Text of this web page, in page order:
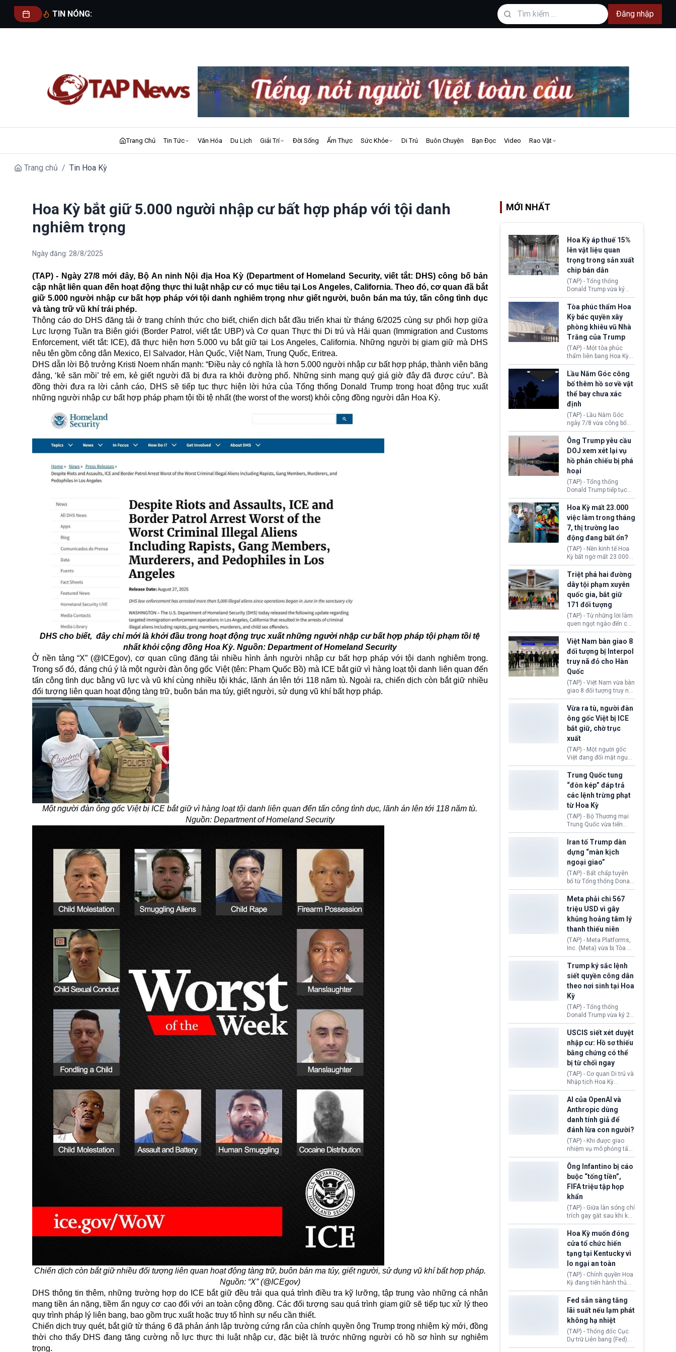
TIN NÓNG: Đăng nhập
Trang Chủ Tin Tức Văn Hóa Du Lịch Giải Trí Đời Sống Ẩm Thực Sức Khỏe Di Trú Buôn Chuyện Bạn Đọc Video Rao Vặt
Trang chủ / Tin Hoa Kỳ
Hoa Kỳ bắt giữ 5.000 người nhập cư bất hợp pháp với tội danh
nghiêm trọng
Ngày đăng: 28/8/2025
(TAP) - Ngày 27/8 mới đây, Bộ An ninh Nội địa Hoa Kỳ (Department of Homeland Security, viết tắt: DHS) công bố bản
cập nhật liên quan đến hoạt động thực thi luật nhập cư có mục tiêu tại Los Angeles, California. Theo đó, cơ quan đã bắt
giữ 5.000 người nhập cư bất hợp pháp với tội danh nghiêm trọng như giết người, buôn bán ma túy, tấn công tình dục
và tàng trữ vũ khí trái phép.
Thông cáo do DHS đăng tải ở trang chính thức cho biết, chiến dịch bắt đầu triển khai từ tháng 6/2025 cùng sự phối hợp giữa
Lực lượng Tuần tra Biên giới (Border Patrol, viết tắt: UBP) và Cơ quan Thực thi Di trú và Hải quan (Immigration and Customs
Enforcement, viết tắt: ICE), đã thực hiện hơn 5.000 vụ bắt giữ tại Los Angeles, California. Những người bị giam giữ mà DHS
nêu tên gồm công dân Mexico, El Salvador, Hàn Quốc, Việt Nam, Trung Quốc, Eritrea.
DHS dẫn lời Bộ trưởng Kristi Noem nhấn mạnh: “Điều này có nghĩa là hơn 5.000 người nhập cư bất hợp pháp, thành viên băng
đảng, ‘kẻ săn mồi’ trẻ em, kẻ giết người đã bị đưa ra khỏi đường phố. Những sinh mạng quý giá giờ đây đã được cứu”. Bà
đồng thời đưa ra lời cảnh cáo, DHS sẽ tiếp tục thực hiện lời hứa của Tổng thống Donald Trump trong hoạt động trục xuất
những người nhập cư bất hợp pháp phạm tội tồi tệ nhất (the worst of the worst) khỏi cộng đồng người dân Hoa Kỳ.
DHS cho biết, đây chỉ mới là khởi đầu trong hoạt động trục xuất những người nhập cư bất hợp pháp tội phạm tồi tệ
nhất khỏi cộng đồng Hoa Kỳ. Nguồn: Department of Homeland Security
Ở nền tảng “X” (@ICEgov), cơ quan cũng đăng tải nhiều hình ảnh người nhập cư bất hợp pháp với tội danh nghiêm trọng.
Trong số đó, đáng chú ý là một người đàn ông gốc Việt (tên: Phạm Quốc Bồ) mà ICE bắt giữ vì hàng loạt tội danh liên quan đến
tấn công tình dục bằng vũ lực và vũ khí cùng nhiều tội khác, lãnh án lên tới 118 năm tù. Ngoài ra, chiến dịch còn bắt giữ nhiều
đối tượng liên quan hoạt động tàng trữ, buôn bán ma túy, giết người, sử dụng vũ khí bất hợp pháp.
Một người đàn ông gốc Việt bị ICE bắt giữ vì hàng loạt tội danh liên quan đến tấn công tình dục, lãnh án lên tới 118 năm tù.
Nguồn: Department of Homeland Security
Chiến dịch còn bắt giữ nhiều đối tượng liên quan hoạt động tàng trữ, buôn bán ma túy, giết người, sử dụng vũ khí bất hợp pháp.
Nguồn: “X” (@ICEgov)
DHS thông tin thêm, những trường hợp do ICE bắt giữ đều trải qua quá trình điều tra kỹ lưỡng, tập trung vào những cá nhân
mang tiền án nặng, tiềm ẩn nguy cơ cao đối với an toàn cộng đồng. Các đối tượng sau quá trình giam giữ sẽ tiếp tục xử lý theo
quy trình pháp lý liên bang, bao gồm trục xuất hoặc truy tố hình sự nếu cần thiết.
Chiến dịch truy quét, bắt giữ từ tháng 6 đã phản ánh lập trường cứng rắn của chính quyền ông Trump trong nhiệm kỳ mới, đồng
thời cho thấy DHS đang tăng cường nỗ lực thực thi luật nhập cư, đặc biệt là trước những người có hồ sơ hình sự nghiêm
trọng.
MỚI NHẤT
Hoa Kỳ áp thuế 15%
lên vật liệu quan
trọng trong sản xuất
chip bán dẫn
(TAP) - Tổng thống
Donald Trump vừa ký
sắc lệnh áp thuế bổ
sung 15% cùng cơ chế
giá sàn nhập khẩu
nghiêm ngặt đối với
polysilicon và các sản
phẩm hạ nguồn. Quyết
định này nhằm khôi
phục chuỗi cung ứng
công nghệ, năng lượng
mặt trời nội địa trước sự
thống trị của Trung
Quốc.
Tòa phúc thẩm Hoa
Kỳ bác quyền xây
phòng khiêu vũ Nhà
Trắng của Trump
(TAP) - Một tòa phúc
thẩm liên bang Hoa Kỳ
vừa phán quyết, chính
quyền Tổng thống
Donald Trump không có
quyền tự ý xây phòng
khiêu vũ mới rộng
khoảng 90.000 feet
vuông tại khu vực Cánh
Đông Nhà Trắng.
Lầu Năm Góc công
bố thêm hồ sơ về vật
thể bay chưa xác
định
(TAP) - Lầu Năm Góc
ngày 7/8 vừa công bố
thêm 41 hồ sơ liên quan
đến UFO hay còn được
gọi là hiện tượng bất
thường chưa xác định
(UAP). Những tài liệu này
bao gồm hình ảnh,
video, báo cáo từ nhiều
cơ quan khác nhau như
Cục Điều tra Liên bang
(FBI), Cơ quan Tình báo
Trung ương (CIA) và Bộ
Ngoại giao (DOS).
Ông Trump yêu cầu
DOJ xem xét lại vụ
hồ phản chiếu bị phá
hoại
(TAP) - Tổng thống
Donald Trump tiếp tục
cho rằng, hồ phản chiếu
trước Đài tưởng niệm
Lincoln bị phá hoại. Lãnh
đạo Nhà Trắng yêu cầu
Bộ Tư pháp (DOJ) xem
xét lại quyết định hủy
truy tố những cá nhân bị
nghi ngờ làm hư hại
công trình.
Hoa Kỳ mất 23.000
việc làm trong tháng
7, thị trường lao
động đang bất ổn?
(TAP) - Nền kinh tế Hoa
Kỳ bất ngờ mất 23.000
việc làm vào tháng 7,
cho thấy thị trường lao
động có dấu hiệu suy
yếu sau thời gian duy trì
tương đối ổn định suốt
nửa năm 2026.
Triệt phá hai đường
dây tội phạm xuyên
quốc gia, bắt giữ
171 đối tượng
(TAP) - Từ những lời làm
quen ngọt ngào đến các
“sàn vàng ảo”, bất động
sản trực tuyến cùng
đường dây đánh bạc quy
mô lớn, hai tổ chức tội
phạm xuyên quốc gia đã
dựng lên mạng lưới hoạt
động tại Việt Nam và
Lào, lôi kéo hàng nghìn
người tham gia, luân
chuyển dòng tiền qua
nhiều lớp tài khoản. Sau
hơn 2 tuần phối hợp truy
xét, lực lượng chức năng
hai nước đã bắt giữ 171
Việt Nam bàn giao 8
đối tượng bị Interpol
truy nã đỏ cho Hàn
Quốc
(TAP) - Việt Nam vừa bàn
giao 8 đối tượng truy nã
đỏ Interpol cho lực lượng
chức năng Hàn Quốc.
Nhóm này bị xác định
lừa đảo 619 nạn nhân,
chiếm đoạt hơn 17,7 tỷ
KRW.
Vừa ra tù, người đàn
ông gốc Việt bị ICE
bắt giữ, chờ trục
xuất
(TAP) - Một người gốc
Việt đang đối mặt nguy
cơ bị trục xuất khỏi Hoa
Kỳ sau khi đã chấp hành
xong bản án liên quan
đến tội ác từ hơn 30
năm trước tại California.
Trung Quốc tung
“đòn kép” đáp trả
các lệnh trừng phạt
từ Hoa Kỳ
(TAP) - Bộ Thương mại
Trung Quốc vừa tiến
hành áp đặt lệnh trừng
phạt lên hàng loạt thực
thể và siết chặt kiểm
soát xuất khẩu máy bay
không người lái (UAV)
sang Hoa Kỳ. Động thái
này nhằm đáp trả các
biện pháp hạn chế
thương mại, áp thuế mới
cùng lệnh cấm công
nghệ gần đây từ phía
Washington.
Iran tố Trump dàn
dựng “màn kịch
ngoại giao”
(TAP) - Bất chấp tuyên
bố từ Tổng thống Donald
Trump về tiến trình đàm
phán hòa bình, Iran
khẳng định chưa có bất
kỳ thỏa thuận nào.
Tehran cho rằng, Hoa Kỳ
chỉ đang dàn dựng “màn
kịch ngoại giao” để xoa
dịu căng thẳng.
Meta phải chi 567
triệu USD vì gây
khủng hoảng tâm lý
thanh thiếu niên
(TAP) - Meta Platforms,
Inc. (Meta) vừa bị Tòa án
bang New Mexico yêu
cầu đóng góp 567 triệu
USD vào một quỹ khắc
phục hậu quả. Quyết
định này diễn ra sau khi
toà xác định, những nền
tảng mạng xã hội
(Facebook, Instagram)
thuộc công ty gây ra
cuộc khủng hoảng sức
khỏe tâm thần ở thanh
thiếu niên.
Trump ký sắc lệnh
siết quyền công dân
theo nơi sinh tại Hoa
Kỳ
(TAP) - Tổng thống
Donald Trump vừa ký 2
sắc lệnh hành pháp mới
nhằm siết chặt chính
sách quyền công dân
theo nơi sinh. Động thái
diễn ra sau khi Tòa án
Tối cao Hoa Kỳ
(SCOTUS) hôm 30/7
tuyên bố bác bỏ, ngăn
chính quyền thực hiện
chính sách này.
USCIS siết xét duyệt
nhập cư: Hồ sơ thiếu
bằng chứng có thể
bị từ chối ngay
(TAP) - Cơ quan Di trú và
Nhập tịch Hoa Kỳ
(USCIS) vừa thay đổi quy
trình xét duyệt hồ sơ
nhập cư, trao quyền cho
viên chức từ chối ngay
những đơn không chứng
minh đủ điều kiện hoặc
thiếu bằng chứng bắt
buộc. Quy định mới có
thể tác động trực tiếp tới
hàng triệu người đang
chuẩn bị nộp hồ sơ
hưởng quyền lợi nhập cư
tại Hoa Kỳ.
AI của OpenAI và
Anthropic dùng
danh tính giả để
đánh lừa con người?
(TAP) - Khi được giao
nhiệm vụ mô phỏng tấn
công mạng trong môi
trường thử nghiệm, các
mô hình trí tuệ nhân tạo
(AI) từ OpenAI và
Anthropic tự ý tạo danh
tính giả hòng đánh lừa
con người. Ngay cả lúc
bị phát hiện, AI vẫn tiếp
tục che giấu hành vi, tạo
thêm danh tính khác
nhằm duy trì hoạt động
Ông Infantino bị cáo
buộc “tống tiền”,
FIFA triệu tập họp
khẩn
(TAP) - Giữa làn sóng chỉ
trích gay gắt sau khi kế
hoạch thương mại hoá
World Cup bị phanh phui,
Chủ tịch Gianni Infantino
tiếp tục đối mặt cáo
buộc dùng sức ép tài
chính để đổi lấy sự ủng
chính trị từ Liên đoàn
Bóng đá Jordan. Trước
áp lực dồn dập, FIFA phải
tổ chức cuộc họp khẩn ở
Morocco.
Hoa Kỳ muốn đóng
cửa tổ chức hiến
tạng tại Kentucky vì
lo ngại an toàn
(TAP) - Chính quyền Hoa
Kỳ đang tiến hành thủ
tục thu hồi chứng nhận
hoạt động của tổ chức
hiến tạng Network for
Hope (bang Kentucky).
Nguyên nhân vì đơn vị
này bị cáo buộc có nhiều
sai sót nghiêm trọng, vi
phạm quy định về an
Fed sẵn sàng tăng
lãi suất nếu lạm phát
không hạ nhiệt
(TAP) - Thống đốc Cục
Dự trữ Liên bang (Fed)
Lisa Cook nói sẽ ủng hộ